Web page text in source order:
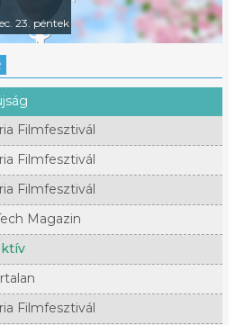
23. péntek
Filmfesztivál
Filmfesztivál
Filmfesztivál
Magazin
Filmfesztivál